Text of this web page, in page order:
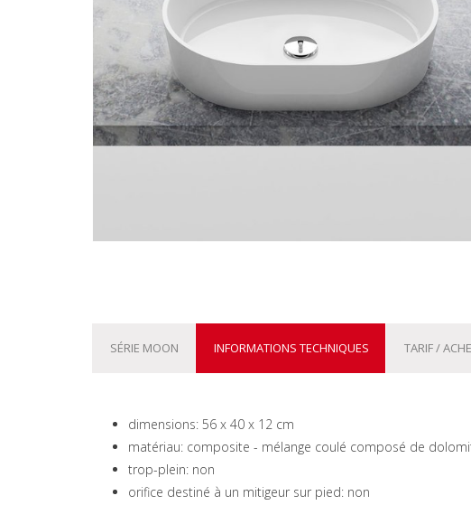
SÉRIE MOON INFORMATIONS TECHNIQUES TARIF /
dimensions: 56 x 40 x 12 cm
matériau: composite - mélange coulé composé de
trop-plein: non
orifice destiné à un mitigeur sur pied: non